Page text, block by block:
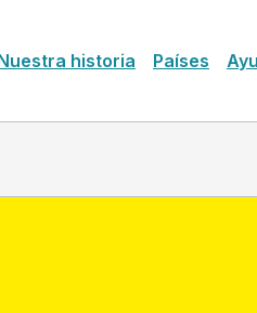
historia Países